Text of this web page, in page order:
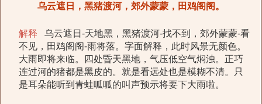
乌云遮日，黑猪渡河，郊外蒙蒙，田鸡阁阁。
解释
乌云遮日-天地黑，黑猪渡河-找不到，郊外蒙蒙-看
不见，田鸡阁阁-雨将落。字面解释，此时风景无颜色。
大雨即将来临。四处昏天黑地，气压低空气焖浊。正巧
连过河的猪都是黑皮的。就是看远处也是模糊不清。只
是耳朵能听到青蛙呱呱的叫声预示将要下大雨啦。